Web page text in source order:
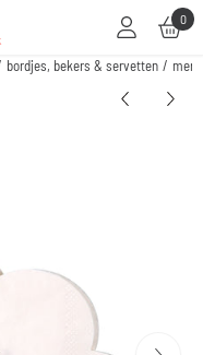
of sta alle cookies toe.0
bordjes, bekers & servetten / meri